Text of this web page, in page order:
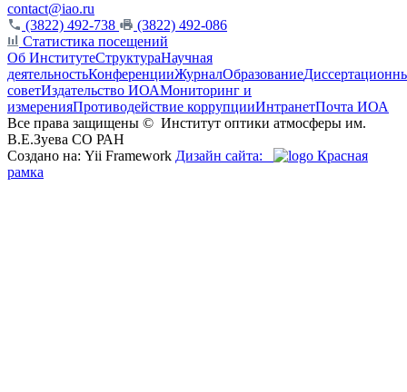
contact@iao.ru
(3822) 492-738
(3822) 492-086
Статистика посещений
Об ИнститутеСтруктураНаучная
деятельностьКонференцииЖурналОбразование
советИздательство ИОАМониторинг и
измеренияПротиводействие коррупцииИнтранетПочта ИОА
Все права защищены © Институт оптики атмосферы им.
В.Е.Зуева СО РАН
Создано на: Yii Framework Дизайн сайта:
Красная
рамка